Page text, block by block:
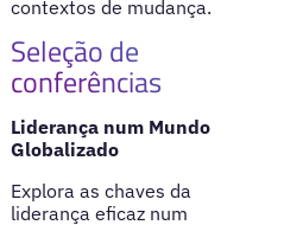
contextos de mudança.
Seleção de
conferências
Liderança num Mundo
Globalizado
Explora as chaves da
liderança eficaz num